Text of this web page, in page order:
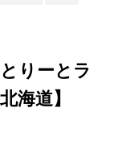
りーとラ
海道】